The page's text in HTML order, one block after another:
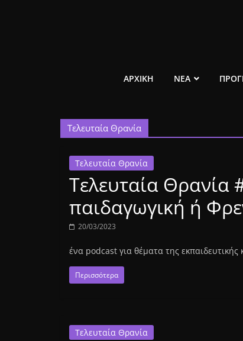
ελεύθερο
κοινωνικό
ραδιόφωνο
1431AM
ΑΡΧΙΚΗ ΝΕΑ
Τελευταία Θρανία
Τελευταία Θρανία
Τελευταία Θρανία
παιδαγωγική ή
20/03/2023
ένα podcast για θέματα της
Περισσότερα
Τελευταία Θρανία